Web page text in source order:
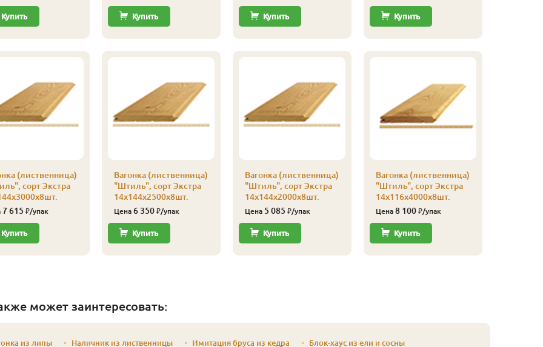
Купить
(лиственница)
сорт Экстра
7 615 ₽/упак
Купить
Купить
Вагонка (лиственница)
"Штиль", сорт Экстра
14х144х2500х8шт.
Цена 6 350₽/упак
Купить
Купить
Вагонка (лиственница)
"Штиль", сорт Экстра
14х144х2000х8шт.
Цена 5 085 ₽/упак
Купить
Купить
Вагонка (лиственница)
"Штиль", сорт Экстра
14х116х4000х8шт.
Цена 8 100₽/упак
Купить
может заинтересовать:
из липы Наличник из лиственницы Имитация бруса из кедра Блок-хаус из ели и сосны